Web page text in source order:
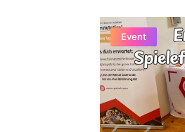
Event